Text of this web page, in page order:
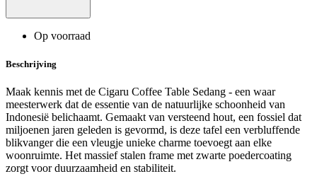
Op voorraad
Beschrijving
Maak kennis met de Cigaru Coffee Table Sedang - een waar
meesterwerk dat de essentie van de natuurlijke schoonheid van
Indonesië belichaamt. Gemaakt van versteend hout, een fossiel dat
miljoenen jaren geleden is gevormd, is deze tafel een verbluffende
blikvanger die een vleugje unieke charme toevoegt aan elke
woonruimte. Het massief stalen frame met zwarte poedercoating
zorgt voor duurzaamheid en stabiliteit.